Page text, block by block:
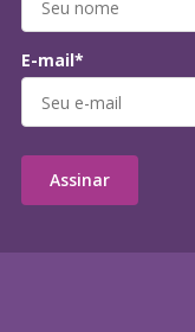
E-mail*
Assinar